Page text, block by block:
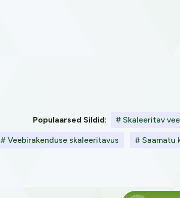
Populaarsed Sildid: # Skaleeritav
# Veebirakenduse skaleeritavus # Saamatu